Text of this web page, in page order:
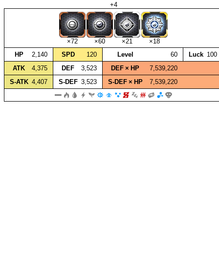
+4
×72 ×60 ×21
×18
HP
2,140 SPD 120 Level 60 Luck 100
ATK
4,375 DEF 3,523 DEF × HP
7,539,220
S‑ATK 4,407 S‑DEF 3,523 S‑DEF × HP 7,539,220